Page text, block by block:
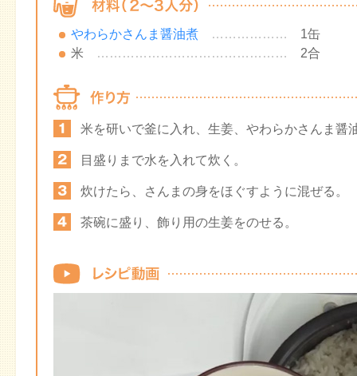
やわらかさんま醤油煮 ………………
1缶
米
……………………………………… 2合
米を研いで釜に入れ、生姜、やわらかさんま醤
目盛りまで水を入れて炊く。
炊けたら、さんまの身をほぐすように混ぜる。
茶碗に盛り、飾り用の生姜をのせる。